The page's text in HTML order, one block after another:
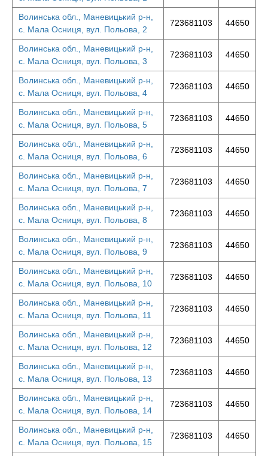
Волинська обл., Маневицький р-н,
с. Мала Осниця, вул. Польова, 2
723681103 44650
Волинська обл., Маневицький р-н,
с. Мала Осниця, вул. Польова, 3
723681103 44650
Волинська обл., Маневицький р-н,
с. Мала Осниця, вул. Польова, 4
723681103 44650
Волинська обл., Маневицький р-н,
с. Мала Осниця, вул. Польова, 5
723681103 44650
Волинська обл., Маневицький р-н,
с. Мала Осниця, вул. Польова, 6
723681103 44650
Волинська обл., Маневицький р-н,
с. Мала Осниця, вул. Польова, 7
723681103 44650
Волинська обл., Маневицький р-н,
с. Мала Осниця, вул. Польова, 8
723681103 44650
Волинська обл., Маневицький р-н,
с. Мала Осниця, вул. Польова, 9
723681103 44650
Волинська обл., Маневицький р-н,
с. Мала Осниця, вул. Польова, 10
723681103 44650
Волинська обл., Маневицький р-н,
с. Мала Осниця, вул. Польова, 11
723681103 44650
Волинська обл., Маневицький р-н,
с. Мала Осниця, вул. Польова, 12
723681103 44650
Волинська обл., Маневицький р-н,
с. Мала Осниця, вул. Польова, 13
723681103 44650
Волинська обл., Маневицький р-н,
с. Мала Осниця, вул. Польова, 14
723681103 44650
Волинська обл., Маневицький р-н,
с. Мала Осниця, вул. Польова, 15
723681103 44650